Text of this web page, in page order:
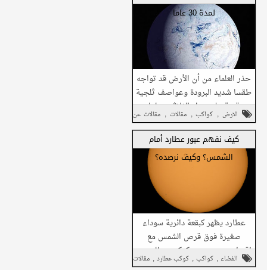
شارك هذا مع
أصدقائك
شارك على فيسبوك
شارك على تويتر
لمدة 30 عاما
حذر العلماء من أن الأرض قد تواجه
طقسا شديد البرودة وعواصف ثلجية
قوية على مدار الثلاثين عاما
القادمة، مع سيطرة "الحد الأدنى
للطاقة ال...
الارض , كواكب , مقالات , مقالات عن
الطبيعة
شارك هذا مع
أصدقائك
كيف نفهم عبور عطارد أمام
الشمس؟ وكيف نرصده؟
عطارد يظهر كبقعة دائرية سوداء
صغيرة فوق قرص الشمس مع
اقتراب موعد عبور كوكب عطارد من
أمام قرص الشمس، وانتشار صور
الفضاء , كواكب , كوكب عطارد , مقالات